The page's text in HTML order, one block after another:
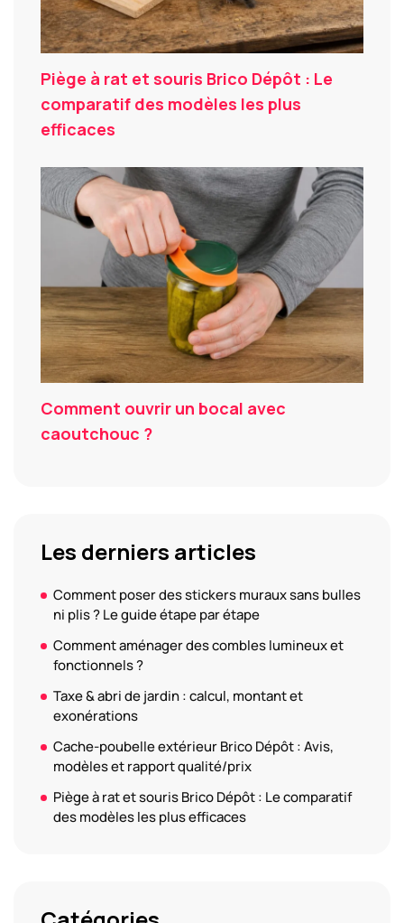
Piège à rat et souris Brico Dépôt : Le
comparatif des modèles les plus
efficaces
Comment ouvrir un bocal avec
caoutchouc ?
Les derniers articles
Comment poser des stickers muraux sans bulles
ni plis ? Le guide étape par étape
Comment aménager des combles lumineux et
fonctionnels ?
Taxe & abri de jardin : calcul, montant et
exonérations
Cache-poubelle extérieur Brico Dépôt : Avis,
modèles et rapport qualité/prix
Piège à rat et souris Brico Dépôt : Le comparatif
des modèles les plus efficaces